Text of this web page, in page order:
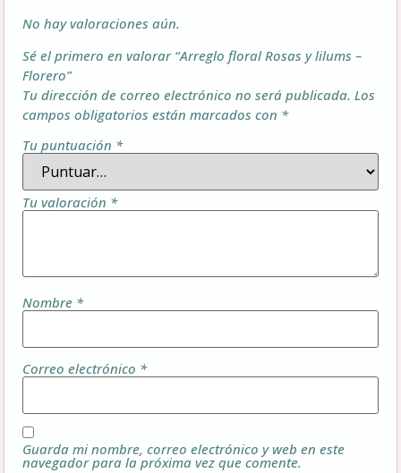
No hay valoraciones aún.
Sé el primero en valorar “Arreglo floral Rosas y lilums –
Florero”
Tu dirección de correo electrónico no será publicada. Los
campos obligatorios están marcados con *
Tu puntuación *
Tu valoración *
Nombre *
Correo electrónico *
Guarda mi nombre, correo electrónico y web en este
navegador para la próxima vez que comente.